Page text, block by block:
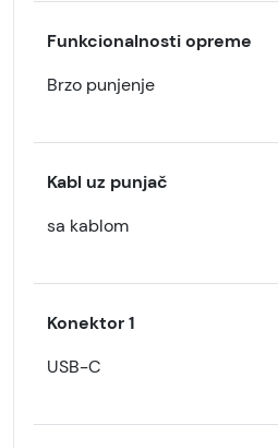
Funkcionalnosti opreme
Brzo punjenje
Kabl uz punjač
sa kablom
Konektor 1
USB-C